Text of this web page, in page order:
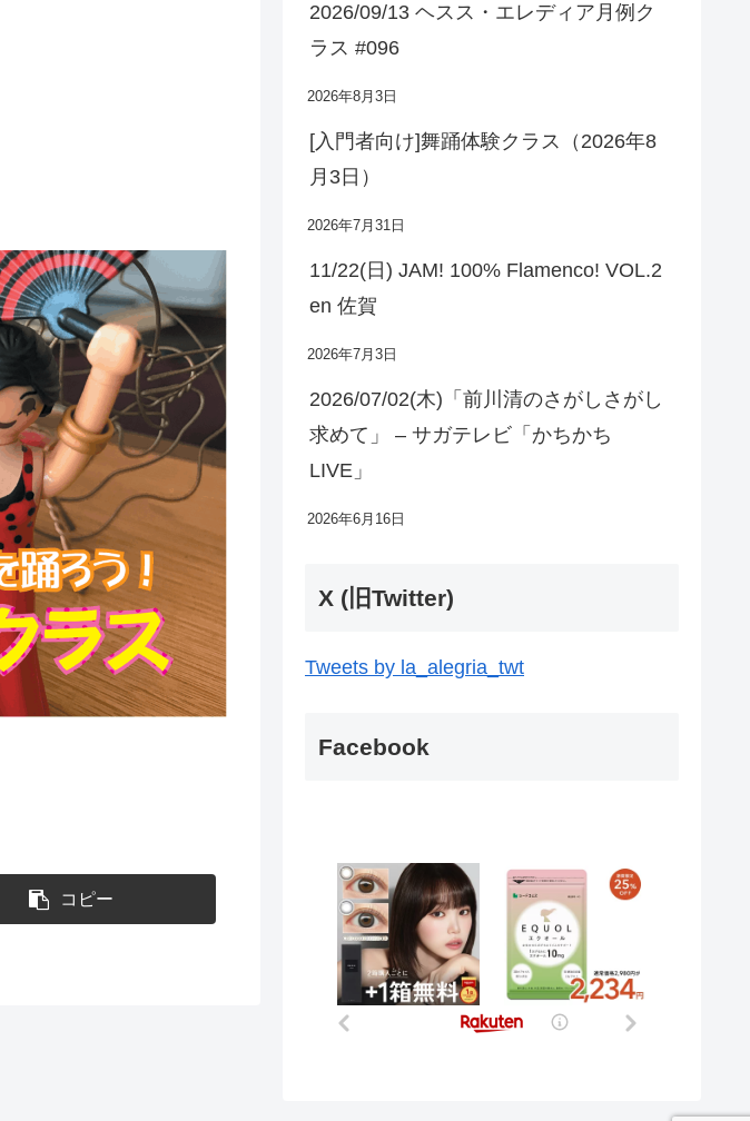
コピー
2026/09/13 ヘスス・エレディア月例ク
ラス #096
2026年8月3日
[入門者向け]舞踊体験クラス（2026年8
月3日）
2026年7月31日
11/22(日) JAM! 100% Flamenco! VOL.2
en 佐賀
2026年7月3日
2026/07/02(木)「前川清のさがしさがし
求めて」 – サガテレビ「かちかち
LIVE」
2026年6月16日
X (旧Twitter)
Tweets by la_alegria_twt
Facebook